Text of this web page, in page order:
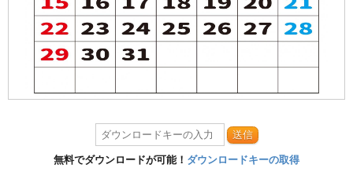
送信
無料でダウンロードが可能！ ダウンロードキーの取得